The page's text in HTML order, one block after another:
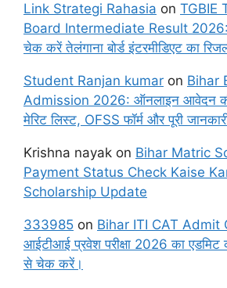
Link Strategi Rahasia on TGBIE
Board Intermediate Result
चेक करें तेलंगाना बोर्ड इंटरमीडिएट का
Student Ranjan kumar on Bihar
Admission 2026: ऑनलाइन आवेदन की
मेरिट लिस्ट, OFSS फॉर्म और पूरी
Krishna nayak on Bihar Matric
Payment Status Check Kaise
Scholarship Update
333985 on Bihar ITI CAT Admit
आईटीआई प्रवेश परीक्षा 2026 का एडमिट
से चेक करें।